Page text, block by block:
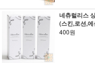
네츄럴리스
(스킨,로션,
400원